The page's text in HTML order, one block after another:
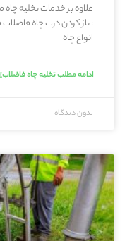
علاوه بر خدمات تخلیه چاه
: باز کردن درب چاه
انواع چاه
ادامه مطلب تخلیه چاه
بدون دیدگاه